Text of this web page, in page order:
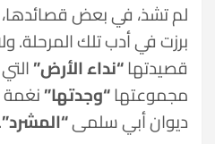
لم تشذ، في بعض قصائدها،
برزت في أدب تلك المرحلة.
قصيدتها“نداء الأرض”
مجموعتها“وجدتها”
ديوان أبي سلمى“المشرد”.